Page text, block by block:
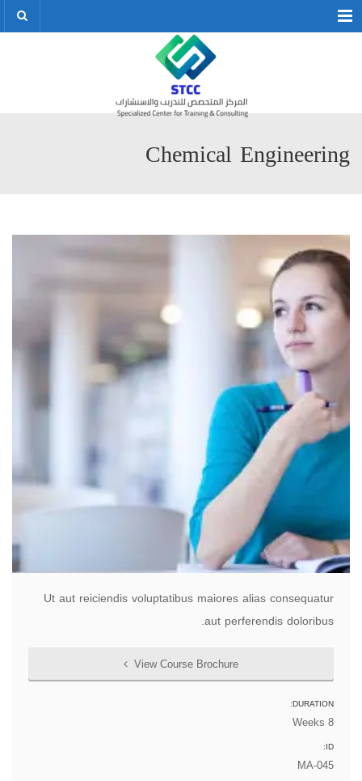
Menu
Chemical Engineering
Ut aut reiciendis voluptatibus maiores alias consequatur
aut perferendis doloribus.
View Course Brochure
DURATION:
8 Weeks
ID:
MA-045